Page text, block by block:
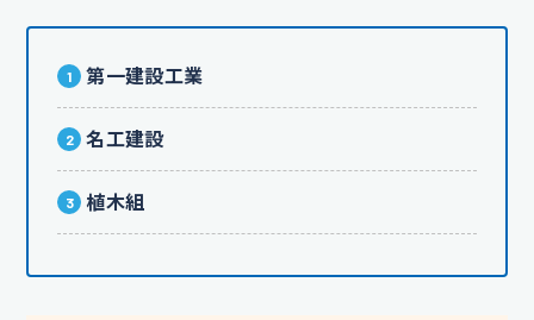
第一建設工業
名工建設
植木組